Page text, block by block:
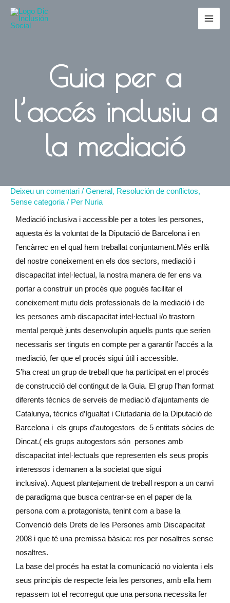
Guia per a
l’accés inclusiu a
la mediació
Deixeu un comentari / General , Resolución de conflictos,
Sense categoria / Per Nuria
Mediació inclusiva i accessible per a totes les persones,
aquesta és la voluntat de la Diputació de Barcelona i en
l’encàrrec en el qual hem treballat conjuntament.Més enllà
del nostre coneixement en els dos sectors, mediació i
discapacitat intel·lectual, la nostra manera de fer ens va
portar a construir un procés que pogués facilitar el
coneixement mutu dels professionals de la mediació i de
les persones amb discapacitat intel·lectual i/o trastorn
mental perquè junts desenvolupin aquells punts que serien
necessaris ser tinguts en compte per a garantir l’accés a la
mediació, fer que el procés sigui útil i accessible.
S’ha creat un grup de treball que ha participat en el procés
de construcció del contingut de la Guia. El grup l’han format
diferents tècnics de serveis de mediació d’ajuntaments de
Catalunya, tècnics d’Igualtat i Ciutadania de la Diputació de
Barcelona i els grups d’autogestors de 5 entitats sòcies de
Dincat.( els grups autogestors són persones amb
discapacitat intel·lectuals que representen els seus propis
interessos i demanen a la societat que sigui
inclusiva). Aquest plantejament de treball respon a un canvi
de paradigma que busca centrar-se en el paper de la
persona com a protagonista, tenint com a base la
Convenció dels Drets de les Persones amb Discapacitat
2008 i que té una premissa bàsica: res per nosaltres sense
nosaltres.
La base del procés ha estat la comunicació no violenta i els
seus principis de respecte feia les persones, amb ella hem
repassem tot el recorregut que una persona necessita fer